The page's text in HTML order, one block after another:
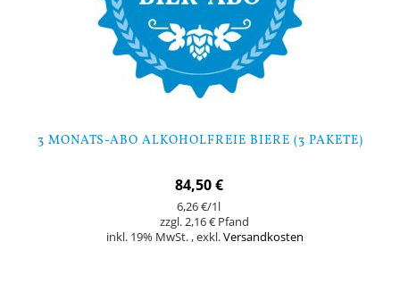
3 MONATS-ABO ALKOHOLFREIE BIERE (3 PAKETE)
84,50 €
6,26 €/1l
2,16 €
inkl. 19% MwSt. ,exkl.Versandkosten